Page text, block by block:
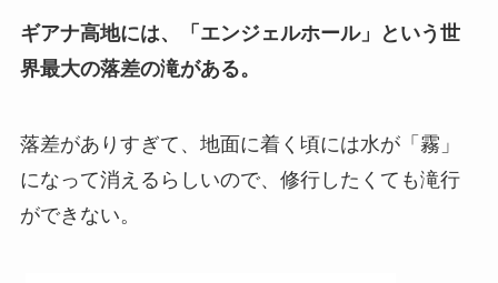
ギアナ高地には、「エンジェルホール」という世
界最大の落差の滝がある。
落差がありすぎて、地面に着く頃には水が「霧」
になって消えるらしいので、修行したくても滝行
ができない。